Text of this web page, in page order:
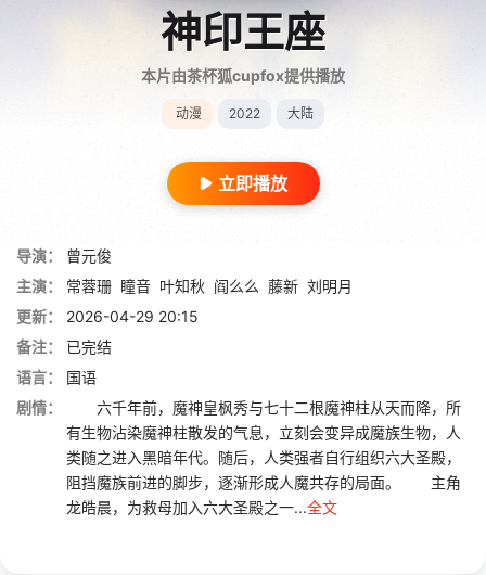
神印王座
本片由茶杯狐cupfox提供播放
动漫 2022 大陆
立即播放
导演：
曾元俊
主演：
常蓉珊 瞳音 叶知秋 阎么么 藤新 刘明月
更新：
2026-04-29 20:15
备注：
已完结
语言：
国语
剧情：
六千年前，魔神皇枫秀与七十二根魔神柱从天而降，所
有生物沾染魔神柱散发的气息，立刻会变异成魔族生物，人
类随之进入黑暗年代。随后，人类强者自行组织六大圣殿，
阻挡魔族前进的脚步，逐渐形成人魔共存的局面。 主角
龙皓晨，为救母加入六大圣殿之一...全文